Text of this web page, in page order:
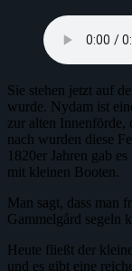
Sie stehen jetzt auf
wurde. Nydam ist
zur alten Innenförde,
nach wurden diese
1820er Jahren gab
mit kleinen Booten.
Man sagt, dass man
Gammelgård segeln
Heute fließt der
und es gibt eine